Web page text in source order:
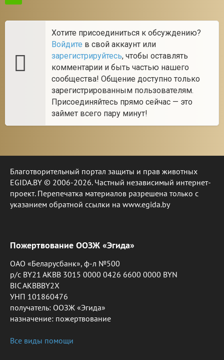
Хотите присоединиться к обсуждению?
Войдите в свой аккаунт или
зарегистрируйтесь, чтобы оставлять
комментарии и быть частью нашего
сообщества! Общение доступно только
зарегистрированным пользователям.
Присоединяйтесь прямо сейчас — это
займет всего пару минут!
Благотворительный портал защиты и прав животных
EGIDA.BY © 2006-2026. Частный независимый интернет-
проект. Перепечатка материалов разрешена только с
указанием обратной ссылки на www.egida.by
Пожертвование ООЗЖ «Эгида»
ОАО «Беларусбанк», ф-л №500
р/с BY21 AKBB 3015 0000 0426 6600 0000 BYN
BIC AKBBBY2X
УНП 101860476
получатель: ООЗЖ «Эгида»
назначение: пожертвование
Все виды помощи